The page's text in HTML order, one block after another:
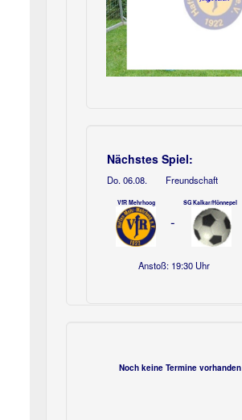
Nächstes Spiel:
Do. 06.08. Freundschaft
VfR Mehrhoog
-
SG Kalkar/Hönnepel
Anstoß: 19:30 Uhr
Noch keine Termine vorhanden